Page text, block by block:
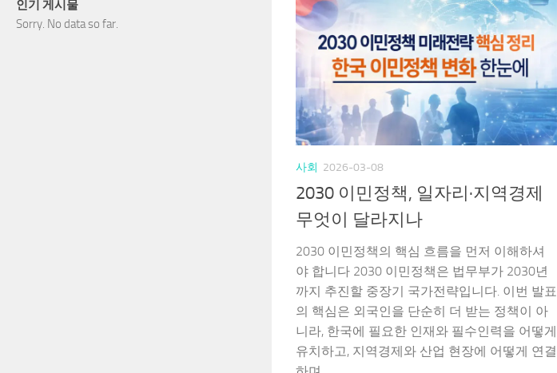
사회 2026-03-08
2030 이민정책, 일자리·지역경제
무엇이 달라지나
2030 이민정책의 핵심 흐름을 먼저 이해하셔
야 합니다 2030 이민정책은 법무부가 2030년
까지 추진할 중장기 국가전략입니다. 이번 발표
의 핵심은 외국인을 단순히 더 받는 정책이 아
니라, 한국에 필요한 인재와 필수인력을 어떻게
유치하고, 지역경제와 산업 현장에 어떻게 연결
인기 게시물
Sorry. No data so far.